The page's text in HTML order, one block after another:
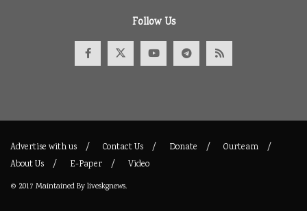
Follow Us
Advertise with us Contact Us Donate
Ourteam
About Us
E-Paper Video
© 2017 Maintained Byliveskgnews.